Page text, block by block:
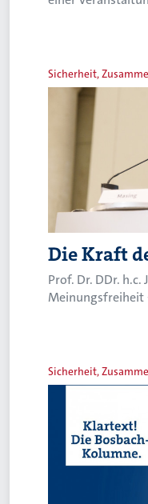
Sicherheit,
Die Kraft
Prof. Dr. DDr.
Meinungsfreiheit
Sicherheit,